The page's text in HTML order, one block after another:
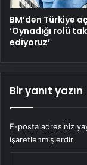
BM’den Türkiye
‘Oynadığı rolü
ediyoruz’
Bir yanıt yazın
E-posta adresiniz
işaretlenmişlerdir